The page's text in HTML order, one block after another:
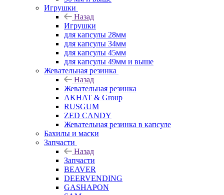
Игрушки
Назад
Игрушки
для капсулы 28мм
для капсулы 34мм
для капсулы 45мм
для капсулы 49мм и выше
Жевательная резинка
Назад
Жевательная резинка
AKHAT & Group
RUSGUM
ZED CANDY
Жевательная резинка в капсуле
Бахилы и маски
Запчасти
Назад
Запчасти
BEAVER
DEERVENDING
GASHAPON